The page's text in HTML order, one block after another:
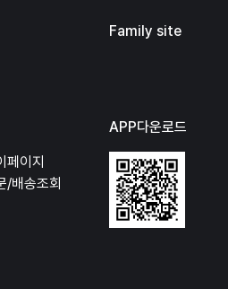
상품 오프라인에서 반품이 가능한가요?
Family site
페이지
/배송조회
APP다운로드